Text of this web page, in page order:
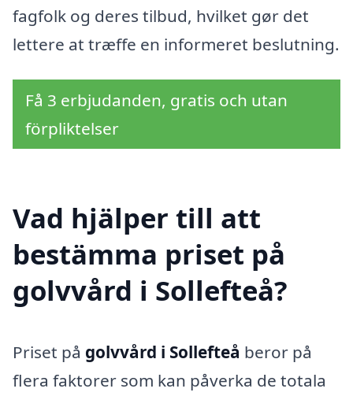
fagfolk og deres tilbud, hvilket gør det
lettere at træffe en informeret beslutning.
Få 3 erbjudanden, gratis och utan
förpliktelser
Vad hjälper till att
bestämma priset på
golvvård i Sollefteå?
Priset på golvvård i Sollefteå beror på
flera faktorer som kan påverka de totala